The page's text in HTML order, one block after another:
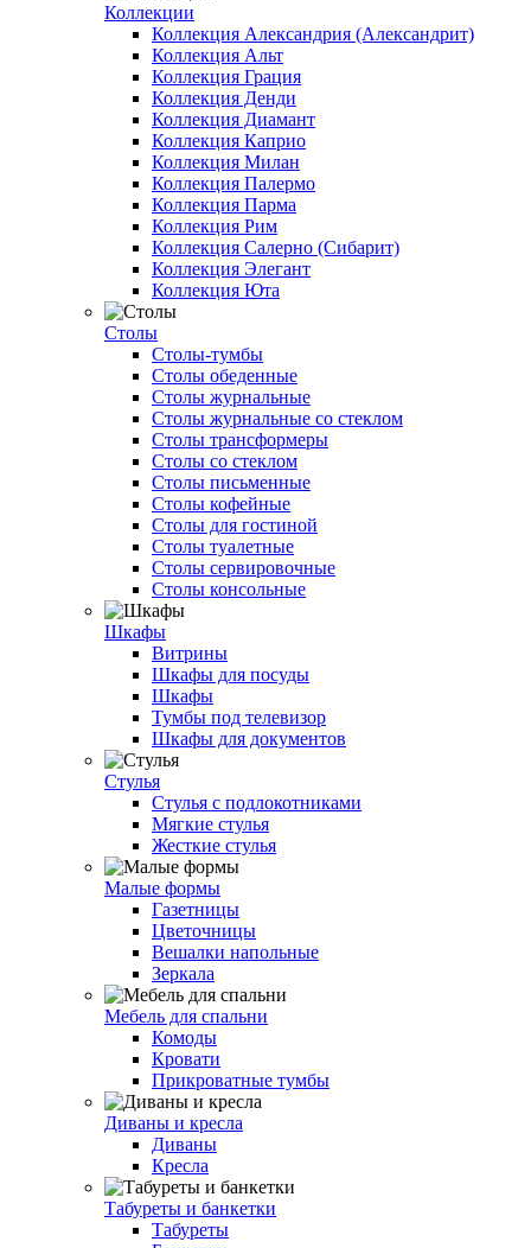
Коллекции
Коллекция Александрия (Александрит)
Коллекция Альт
Коллекция Грация
Коллекция Денди
Коллекция Диамант
Коллекция Каприо
Коллекция Милан
Коллекция Палермо
Коллекция Парма
Коллекция Рим
Коллекция Салерно (Сибарит)
Коллекция Элегант
Коллекция Юта
Столы
Столы-тумбы
Столы обеденные
Столы журнальные
Столы журнальные со стеклом
Столы трансформеры
Столы со стеклом
Столы письменные
Столы кофейные
Столы для гостиной
Столы туалетные
Столы сервировочные
Столы консольные
Шкафы
Витрины
Шкафы для посуды
Шкафы
Тумбы под телевизор
Шкафы для документов
Стулья
Стулья с подлокотниками
Мягкие стулья
Жесткие стулья
Малые формы
Газетницы
Цветочницы
Вешалки напольные
Зеркала
Мебель для спальни
Комоды
Кровати
Прикроватные тумбы
Диваны и кресла
Диваны
Кресла
Табуреты и банкетки
Табуреты